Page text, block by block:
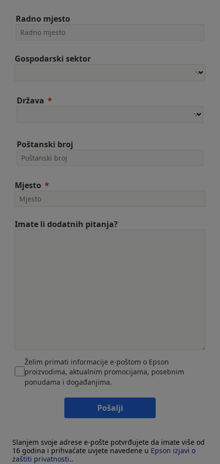
Radno mjesto
Gospodarski sektor
Država
Poštanski broj
Mjesto
Imate li dodatnih pitanja?
Želim primati informacije e-poštom o Epson
proizvodima, aktualnim promocijama, posebnim
ponudama i događanjima.
Pošalji
Slanjem svoje adrese e-pošte potvrđujete da imate više od
16 godina i prihvaćate uvjete navedene u Epson izjavi o
zaštiti privatnosti..